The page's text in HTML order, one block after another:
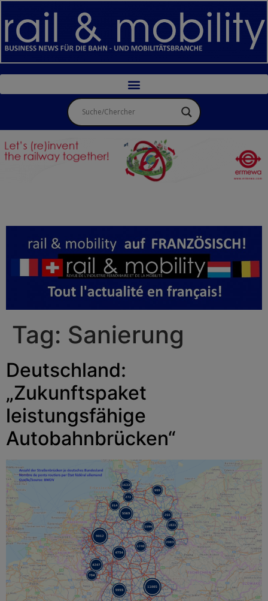
Tag: Sanierung
Deutschland:
„Zukunftspaket
leistungsfähige
Autobahnbrücken“